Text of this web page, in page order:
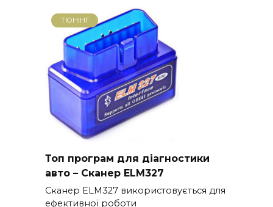
ТЮНІНГ
Топ програм для діагностики
авто – Сканер ELM327
Сканер ELM327 використовується для
ефективної роботи